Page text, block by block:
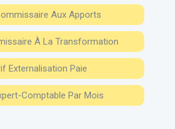
Aux Apports
À La Transformation
Externalisation Paie
Comptable Par Mois